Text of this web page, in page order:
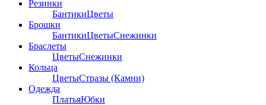
Резинки
БантикиЦветы
Брошки
БантикиЦветыСнежинки
Браслеты
ЦветыСнежинки
Кольца
ЦветыСтразы (Камни)
Одежда
ПлатьяЮбки